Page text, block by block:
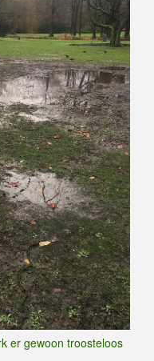
er gewoon troosteloos